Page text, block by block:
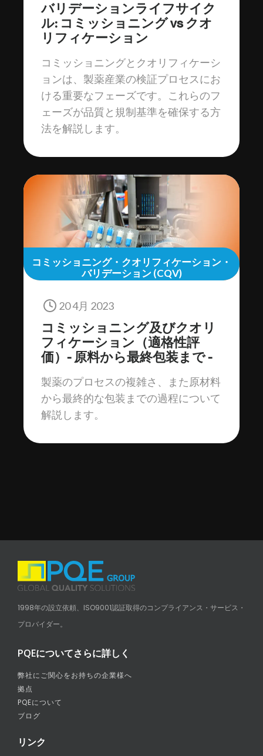
バリデーションライフサイク
ル: コミッショニング vs クオ
リフィケーション
コミッショニングとクオリフィケーシ
ョンは、製薬産業の検証プロセスにお
ける重要なフェーズです。これらのフ
ェーズが品質と規制基準を確保する方
法を解説します。
コミッショニング・クオリフィケーション・
バリデーション (CQV)
20 4月 2023
コミッショニング及びクオリ
フィケーション（適格性評
価）- 原料から最終包装まで -
製薬のプロセスの複雑さ、また原材料
から最終的な包装までの過程について
解説します。
1998年の設立依頼、ISO9001認証取得のコンプライアンス・サービス・
プロバイダー。
PQEについてさらに詳しく
弊社にご関心をお持ちの企業様へ
拠点
PQEについて
ブログ
リンク